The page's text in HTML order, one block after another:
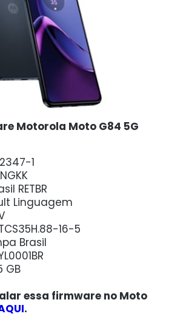
Motorola Moto G84 5G
1
16-5
Brasil
essa firmware no Moto
.